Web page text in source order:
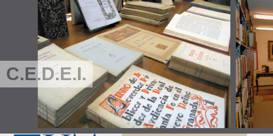
C.E.D.E.I.